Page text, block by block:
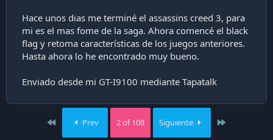
Hace unos dias me terminé el assassins creed 3, para
mi es el mas fome de la saga. Ahora comencé el black
flag y retoma características de los juegos anteriores.
Hasta ahora lo he encontrado muy bueno.
Enviado desde mi GT-I9100 mediante Tapatalk
First Prev 2 of 108 Siguiente